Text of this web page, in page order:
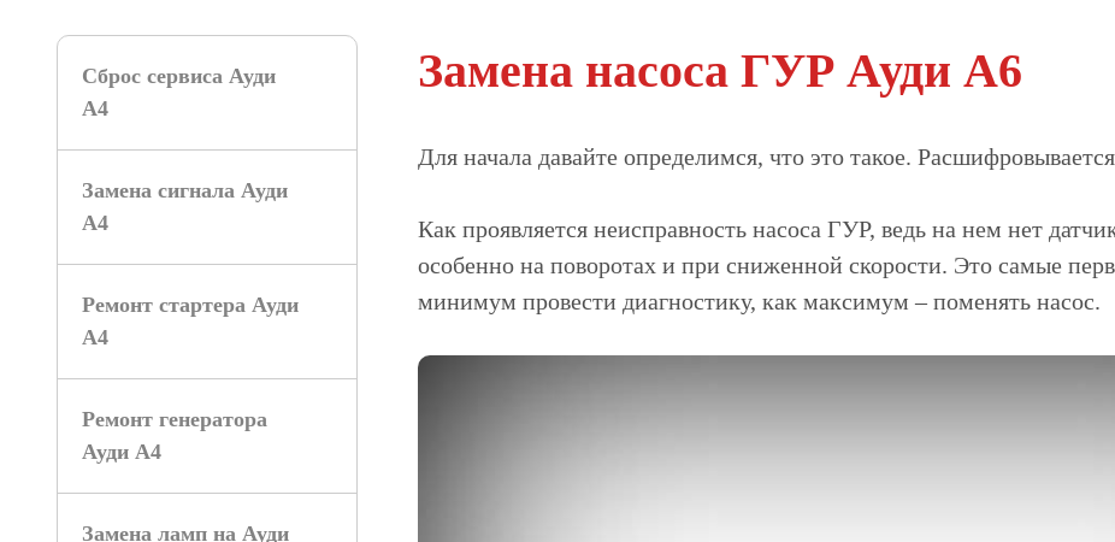
Сброс сервиса Ауди
А4
Замена сигнала Ауди
А4
Ремонт стартера Ауди
А4
Ремонт генератора
Ауди А4
Замена ламп на Ауди
Замена насоса ГУР Ауди А6
Для начала давайте определимся, что это такое.
Как проявляется неисправность насоса ГУР, ведь на нем нет
особенно на поворотах и при сниженной скорости. Это самые
минимум провести диагностику, как максимум – поменять насос.